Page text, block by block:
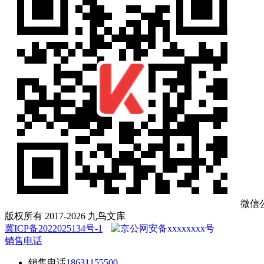
微信
版权所有 2017-2026 九鸟文库
冀ICP备2022025134号-1
京公网安备xxxxxxxx号
销售电话